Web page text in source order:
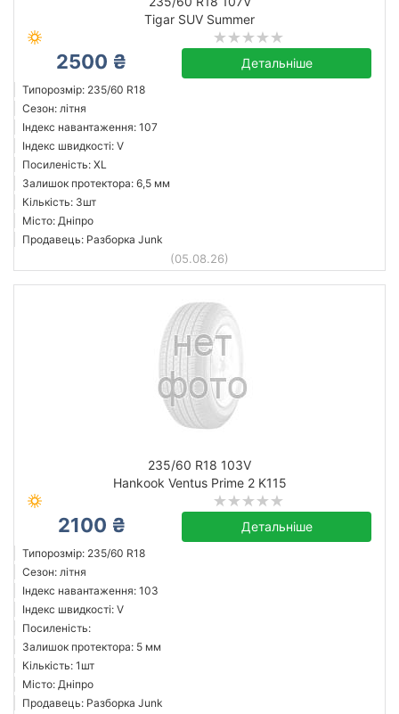
Tigar SUV Summer
2500 ₴ Детальніше
Типорозмір: 235/60 R18
Сезон: літня
Індекс навантаження: 107
Індекс швидкості: V
Посиленість: XL
Залишок протектора: 6,5 мм
Кількість: 3шт
Місто: Дніпро
Продавець: Разборка Junk
(05.08.26)
235/60 R18 103V
Hankook Ventus Prime 2 K115
2100 ₴ Детальніше
Типорозмір: 235/60 R18
Сезон: літня
Індекс навантаження: 103
Індекс швидкості: V
Посиленість:
Залишок протектора: 5 мм
Кількість: 1шт
Місто: Дніпро
Продавець: Разборка Junk